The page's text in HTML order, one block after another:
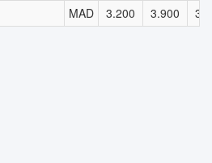
MAD 3.200 3.900